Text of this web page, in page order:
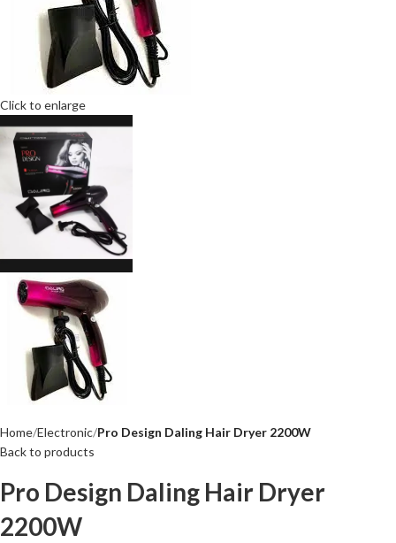
Click to enlarge
Home Electronic Pro Design Daling Hair Dryer 2200W
Back to products
Pro Design Daling Hair Dryer
2200W